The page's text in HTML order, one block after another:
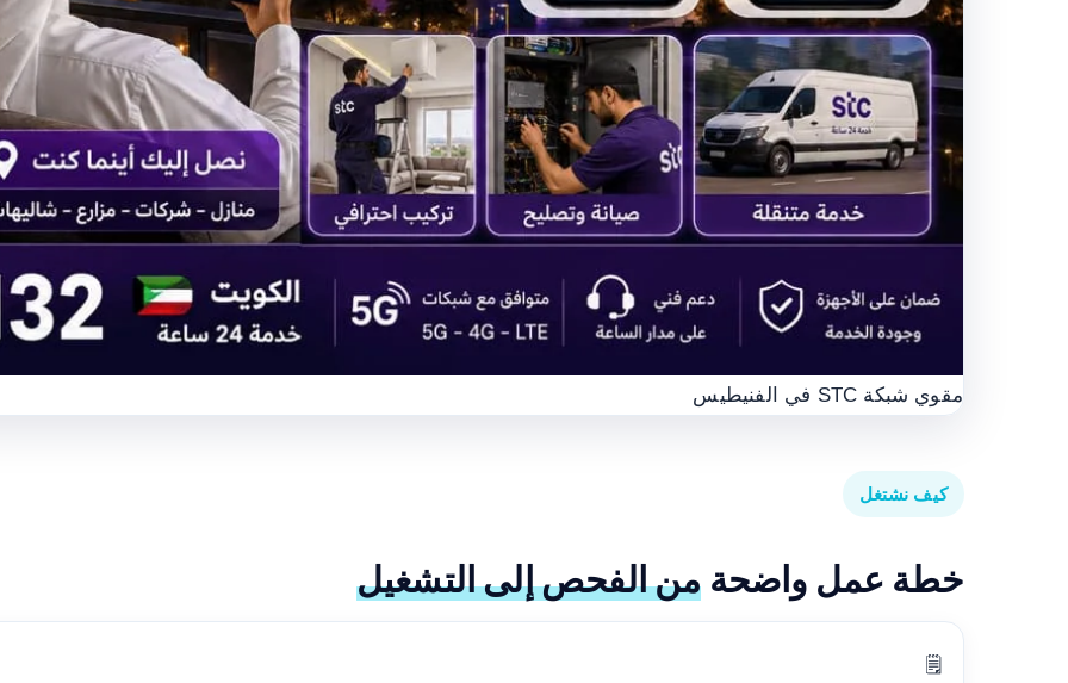
مقوي شبكة STC في الفنيطيس
كيف نشتغل
خطة عمل واضحة من الفحص إلى التشغيل
🗒️